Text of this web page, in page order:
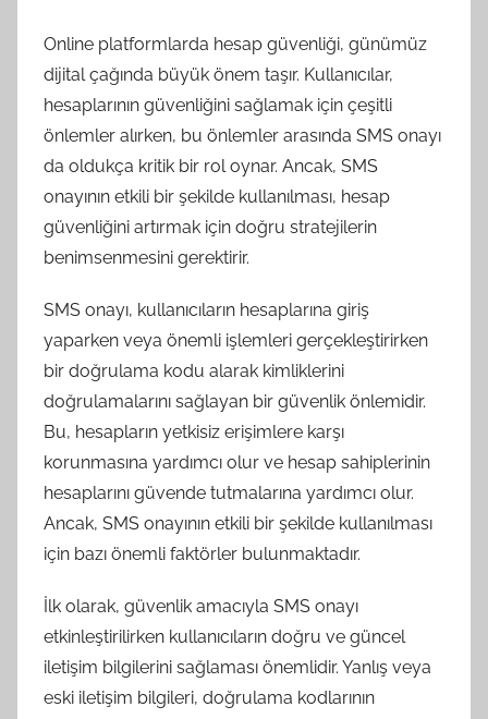
Online platformlarda hesap güvenliği, günümüz
dijital çağında büyük önem taşır. Kullanıcılar,
hesaplarının güvenliğini sağlamak için çeşitli
önlemler alırken, bu önlemler arasında SMS onayı
da oldukça kritik bir rol oynar. Ancak, SMS
onayının etkili bir şekilde kullanılması, hesap
güvenliğini artırmak için doğru stratejilerin
benimsenmesini gerektirir.
SMS onayı, kullanıcıların hesaplarına giriş
yaparken veya önemli işlemleri gerçekleştirirken
bir doğrulama kodu alarak kimliklerini
doğrulamalarını sağlayan bir güvenlik önlemidir.
Bu, hesapların yetkisiz erişimlere karşı
korunmasına yardımcı olur ve hesap sahiplerinin
hesaplarını güvende tutmalarına yardımcı olur.
Ancak, SMS onayının etkili bir şekilde kullanılması
için bazı önemli faktörler bulunmaktadır.
İlk olarak, güvenlik amacıyla SMS onayı
etkinleştirilirken kullanıcıların doğru ve güncel
iletişim bilgilerini sağlaması önemlidir. Yanlış veya
eski iletişim bilgileri, doğrulama kodlarının